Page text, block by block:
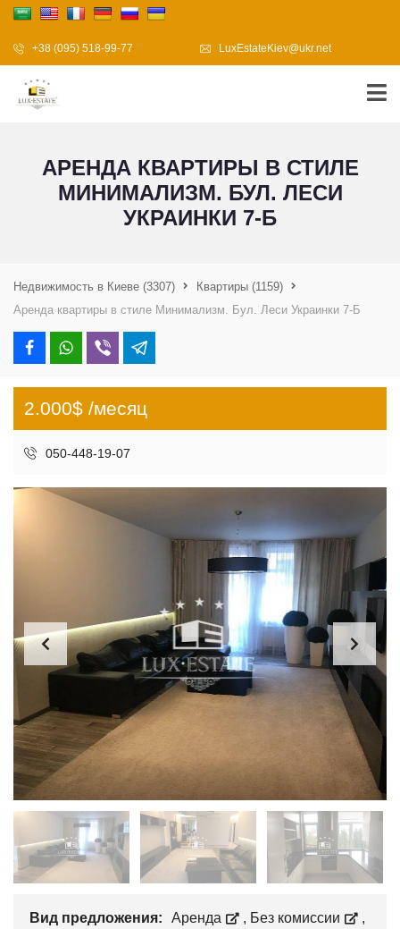
+38 (095) 518-99-77 LuxEstateKiev@ukr.net
АРЕНДА КВАРТИРЫ В СТИЛЕ
МИНИМАЛИЗМ. БУЛ. ЛЕСИ
УКРАИНКИ 7-Б
Недвижимость в Киеве (3307) Квартиры (1159)
Аренда квартиры в стиле Минимализм. Бул. Леси Украинки 7-Б
2.000$ /месяц
050-448-19-07
Вид предложения: Аренда , Без комиссии
,